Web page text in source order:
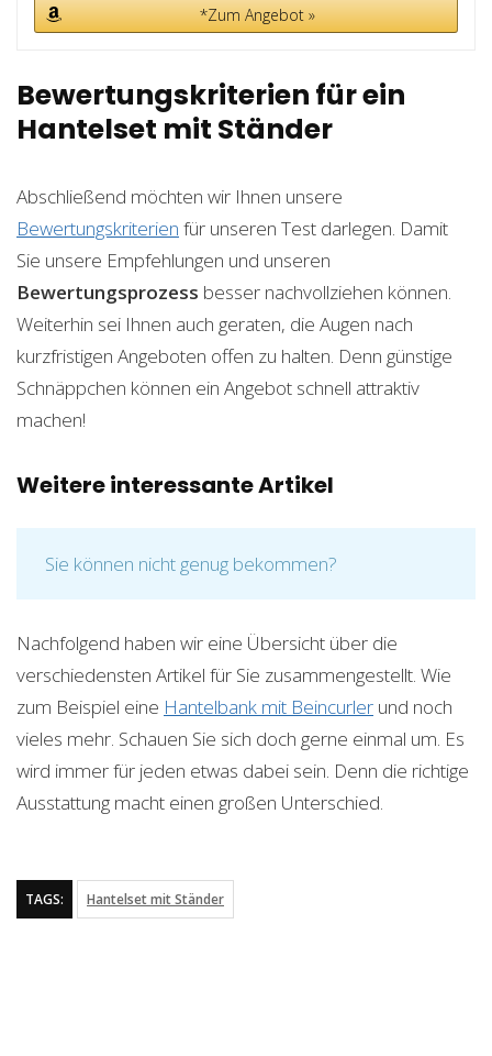
*Zum Angebot »
Bewertungskriterien für ein
Hantelset mit Ständer
Abschließend möchten wir Ihnen unsere
Bewertungskriterien für unseren Test darlegen. Damit
Sie unsere Empfehlungen und unseren
Bewertungsprozess besser nachvollziehen können.
Weiterhin sei Ihnen auch geraten, die Augen nach
kurzfristigen Angeboten offen zu halten. Denn günstige
Schnäppchen können ein Angebot schnell attraktiv
machen!
Weitere interessante Artikel
Sie können nicht genug bekommen?
Nachfolgend haben wir eine Übersicht über die
verschiedensten Artikel für Sie zusammengestellt. Wie
zum Beispiel eine Hantelbank mit Beincurler und noch
vieles mehr. Schauen Sie sich doch gerne einmal um. Es
wird immer für jeden etwas dabei sein. Denn die richtige
Ausstattung macht einen großen Unterschied.
TAGS: Hantelset mit Ständer